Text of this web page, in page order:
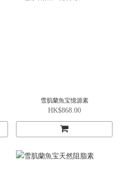
雪肌蘭魚宝憶源素
HK$868.00